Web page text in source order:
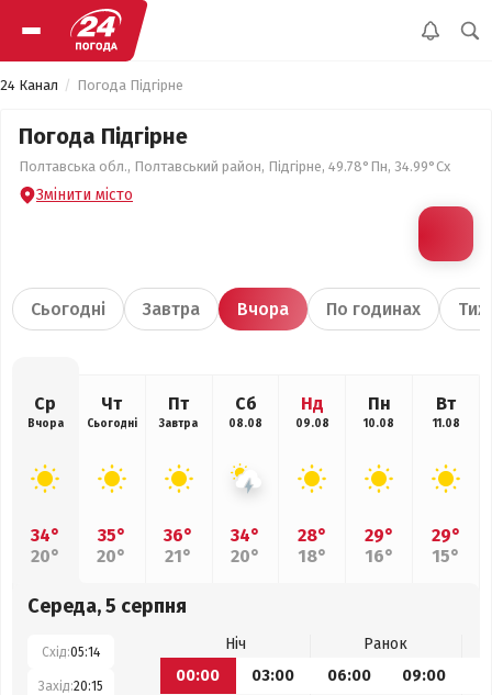
24 Канал Погода Підгірне
Погода Підгірне
Полтавська обл., Полтавський район, Підгірне, 49.78°Пн, 34.99°Сх
Змінити місто
Сьогодні Завтра Вчора По годинах
Ср
Вчора
34°
20°
Чт
Сьогодні
35°
20°
Пт
Завтра
36°
21°
Сб
08.08
34°
20°
Нд
09.08
28°
18°
Пн
10.08
29°
16°
Вт
11.08
29°
15°
Середа, 5 серпня
Схід:05:14
Захід:20:15
Ніч
Ранок
00:00
03:00 06:00 09:00